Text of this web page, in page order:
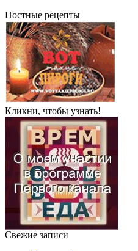
Постные рецепты
Кликни, чтобы узнать!
Свежие записи